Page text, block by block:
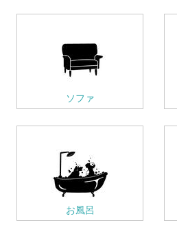
ソファ
お風呂